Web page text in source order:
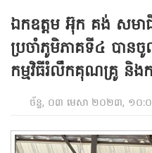
ឯកឧត្តម អ៊ុក គង់ សមា
ប្រចាំភូមិភាគទី៤ បាន
កម្មវិធីរំលឹកគុណគ្រូ និងកម្ម
ច័ន្ទ, ០៣ មេសា ២០២៣, ១០: